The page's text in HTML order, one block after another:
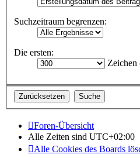
Suchzeitraum begrenzen:
Die ersten:
Zeichen
Foren-Übersicht
Alle Zeiten sind UTC+02:00
Alle Cookies des Boards